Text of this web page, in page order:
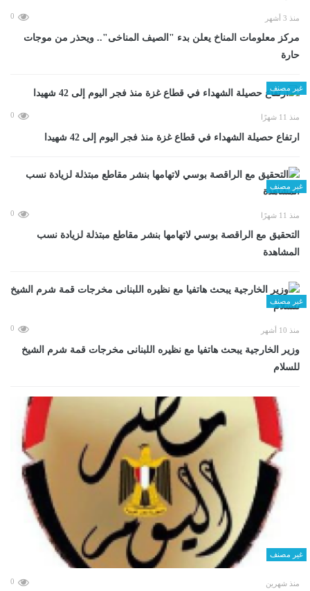
منذ 3 أشهر 0
مركز معلومات المناخ يعلن بدء "الصيف المناخى".. ويحذر من موجات
حارة
غير مصنف
منذ 11 شهرًا 0
ارتفاع حصيلة الشهداء في قطاع غزة منذ فجر اليوم إلى 42 شهيدا
غير مصنف
منذ 11 شهرًا 0
التحقيق مع الراقصة بوسي لاتهامها بنشر مقاطع مبتذلة لزيادة نسب
المشاهدة
غير مصنف
منذ 10 أشهر 0
وزير الخارجية يبحث هاتفيا مع نظيره اللبنانى مخرجات قمة شرم الشيخ
للسلام
غير مصنف
منذ شهرين 0